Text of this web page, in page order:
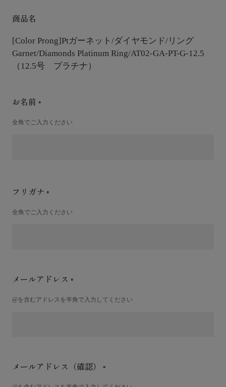
商品名
[Color Prong]Ptガーネット/ダイヤモンド/リング
Garnet/Diamonds Platinum Ring/AT02-GA-PT-G-12.5
（12.5号 プラチナ）
お名前
全角でご入力ください
フリガナ
全角でご入力ください
メールアドレス
@を含むアドレスを半角で入力してください
メールアドレス（確認）